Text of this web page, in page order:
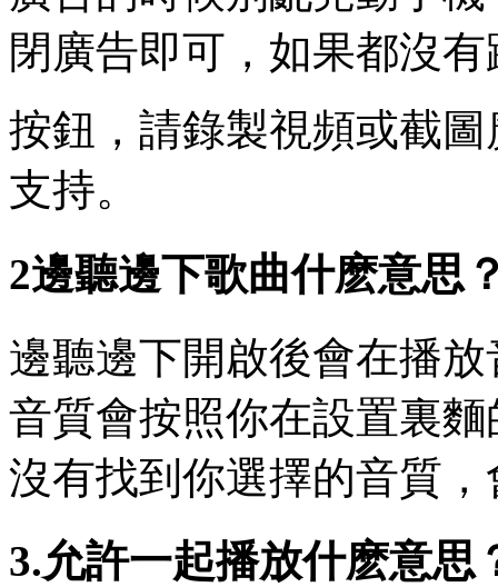
閉廣告即可，如果都沒
按鈕，請錄製視頻或截
支持。
2邊聽邊下歌曲什麽意思
邊聽邊下開啟後會在播
音質會按照你在設置裏
沒有找到你選擇的音質
3.允許一起播放什麽意思